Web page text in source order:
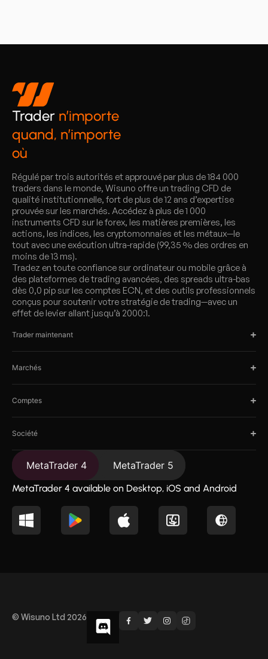
Trader n’importe
quand, n’importe
où
Régulé par trois autorités et approuvé par plus de 184 000
traders dans le monde, Wisuno offre un trading CFD de
qualité institutionnelle, fort de plus de 12 ans d’expertise
prouvée sur les marchés. Accédez à plus de 1 000
instruments CFD sur le forex, les matières premières, les
actions, les indices, les cryptomonnaies et les métaux—le
tout avec une exécution ultra-rapide (99,35 % des ordres en
moins de 13 ms).
Tradez en toute confiance sur ordinateur ou mobile grâce à
des plateformes de trading avancées, des spreads ultra-bas
dès 0,0 pip sur les comptes ECN, et des outils professionnels
conçus pour soutenir votre stratégie de trading—avec un
effet de levier allant jusqu’à 2000:1.
Trader maintenant
Marchés
Comptes
Société
MetaTrader 4 MetaTrader 5
MetaTrader 4 available on Desktop, iOS and Android
© Wisuno Ltd 2026